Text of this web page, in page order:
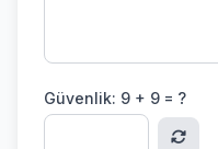
Güvenlik: 9 + 9 = ?